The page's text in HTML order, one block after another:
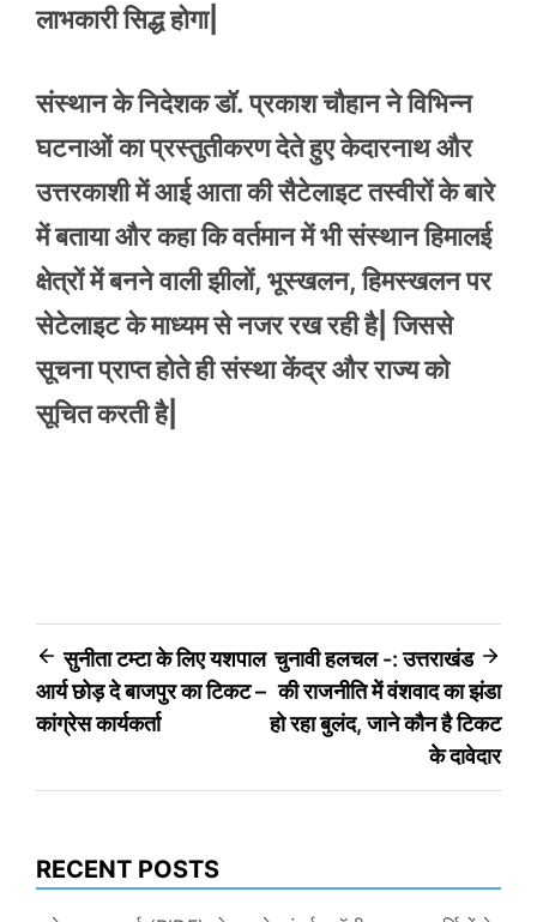
लाभकारी सिद्ध होगा|
संस्थान के निदेशक डॉ. प्रकाश चौहान ने विभिन्न
घटनाओं का प्रस्तुतीकरण देते हुए केदारनाथ और
उत्तरकाशी में आई आता की सैटेलाइट तस्वीरों के बारे
में बताया और कहा कि वर्तमान में भी संस्थान हिमालई
क्षेत्रों में बनने वाली झीलों, भूस्खलन, हिमस्खलन पर
सेटेलाइट के माध्यम से नजर रख रही है| जिससे
सूचना प्राप्त होते ही संस्था केंद्र और राज्य को
सूचित करती है|
Post
navigation
सुनीता टम्टा के लिए यशपाल
आर्य छोड़ दे बाजपुर का टिकट –
कांग्रेस कार्यकर्ता
चुनावी हलचल -: उत्तराखंड
की राजनीति में वंशवाद का झंडा
हो रहा बुलंद, जाने कौन है टिकट
के दावेदार
RECENT POSTS